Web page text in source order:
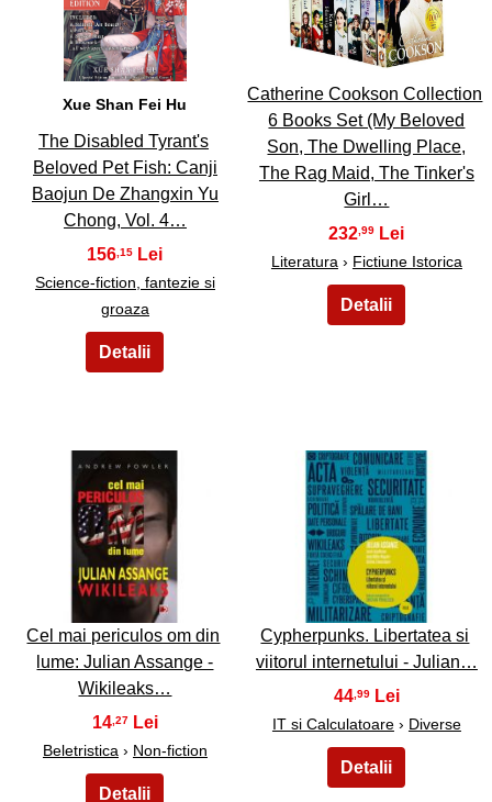
15
Xue Shan Fei Hu
The Disabled Tyrant's
Beloved Pet Fish: Canji
Baojun De Zhangxin Yu
Chong, Vol. 4…
156 ,15
Science-fiction, fantezie si
groaza
16
Catherine Cookson Collection
6 Books Set (My Beloved
Son, The Dwelling Place,
The Rag Maid, The Tinker's
Girl…
232,99
Literatura › Fictiune Istorica
17
Cel mai periculos om din
lume: Julian Assange -
Wikileaks…
14 ,27
Beletristica › Non-fiction
18
Cypherpunks. Libertatea si
viitorul internetului - Julian…
44 ,99
IT si Calculatoare› Diverse